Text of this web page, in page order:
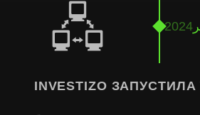
INVESTIZO ЗАПУСТИЛА
2024
🖧